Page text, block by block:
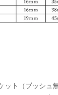
ット（ブッシュ